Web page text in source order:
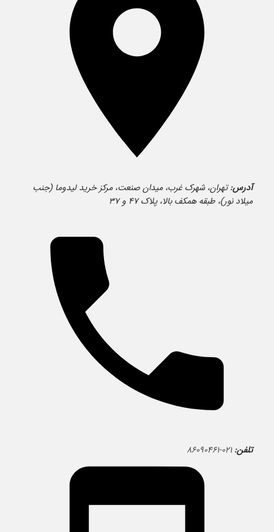
آدرس:تهران، شهرک غرب، میدان صنعت، مرکز خرید لیدوما (جنب
میلاد نور)، طبقه همکف بالا، پلاک ۴۷ و ۳۷
تلفن: ۰۲۱-۸۶۰۹۰۴۶۱